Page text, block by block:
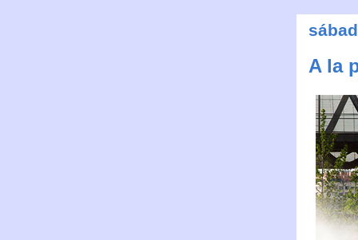
A la